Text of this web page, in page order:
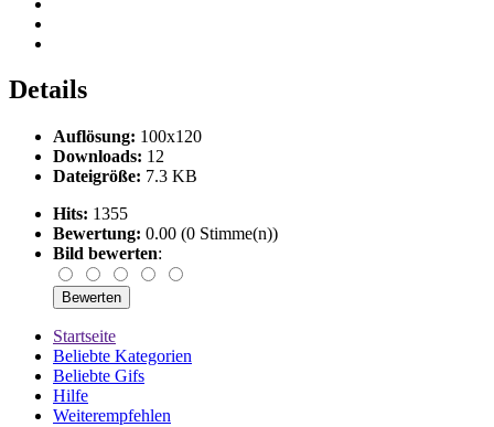
Details
Auflösung: 100x120
Downloads: 12
Dateigröße: 7.3 KB
Hits: 1355
Bewertung: 0.00 (0 Stimme(n))
Bild bewerten:
Startseite
Beliebte Kategorien
Beliebte Gifs
Hilfe
Weiterempfehlen